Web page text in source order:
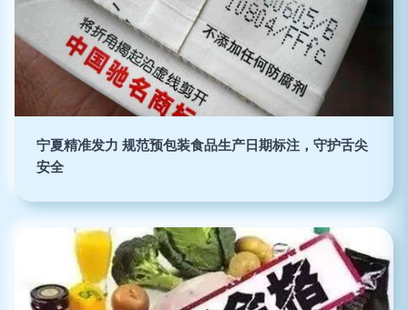
宁夏精准发力 规范预包装食品生产日期标注，守护舌尖
安全